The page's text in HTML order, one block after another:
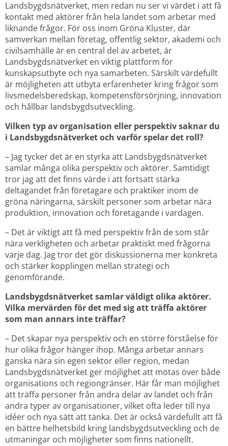
Landsbygdsnätverket, men redan nu ser vi värdet i att få
kontakt med aktörer från hela landet som arbetar med
liknande frågor. För oss inom Gröna Kluster, där
samverkan mellan företag, offentlig sektor, akademi och
civilsamhälle är en central del av arbetet, är
Landsbygdsnätverket en viktig plattform för
kunskapsutbyte och nya samarbeten. Särskilt värdefullt
är möjligheten att utbyta erfarenheter kring frågor som
livsmedelsberedskap, kompetensförsörjning, innovation
och hållbar landsbygdsutveckling.
Vilken typ av organisation eller perspektiv saknar du
i Landsbygdsnätverket och varför spelar det roll?­­­­­
– Jag tycker det är en styrka att Landsbygdsnätverket
samlar många olika perspektiv och aktörer. Samtidigt
tror jag att det finns värde i att fortsatt stärka
deltagandet från företagare och praktiker inom de
gröna näringarna, särskilt personer som arbetar nära
produktion, innovation och företagande i vardagen.
– Det är viktigt att få med perspektiv från de som står
nära verkligheten och arbetar praktiskt med frågorna
varje dag. Jag tror det gör diskussionerna mer konkreta
och stärker kopplingen mellan strategi och
genomförande.
Landsbygdsnätverket samlar väldigt olika aktörer.
Vilka mervärden för det med sig att träffa aktörer
som man annars inte träffar?
– Det skapar nya perspektiv och en större förståelse för
hur olika frågor hänger ihop. Många arbetar annars
ganska nära sin egen sektor eller region, medan
Landsbygdsnätverket ger möjlighet att mötas över både
organisations och regiongränser. Här får man möjlighet
att träffa personer från andra delar av landet och från
andra typer av organisationer, vilket ofta leder till nya
idéer och nya sätt att tänka. Det är också värdefullt att få
en bättre helhetsbild kring landsbygdsutveckling och de
utmaningar och möjligheter som finns nationellt.